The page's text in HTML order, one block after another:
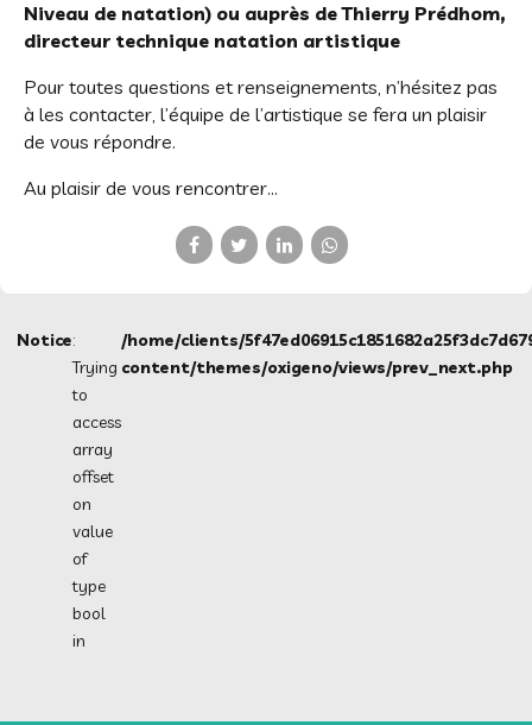
Niveau de natation) ou auprès de Thierry Prédhom,
directeur technique natation artistique
Pour toutes questions et renseignements, n’hésitez pas
à les contacter, l’équipe de l’artistique se fera un plaisir
de vous répondre.
Au plaisir de vous rencontrer…
PRÉCÉDENT
vacances
Notice:
Trying
to
access
array
offset
on
value
of
type
bool
in
/home/clients/
content/themes/oxigeno/views/prev_next.php